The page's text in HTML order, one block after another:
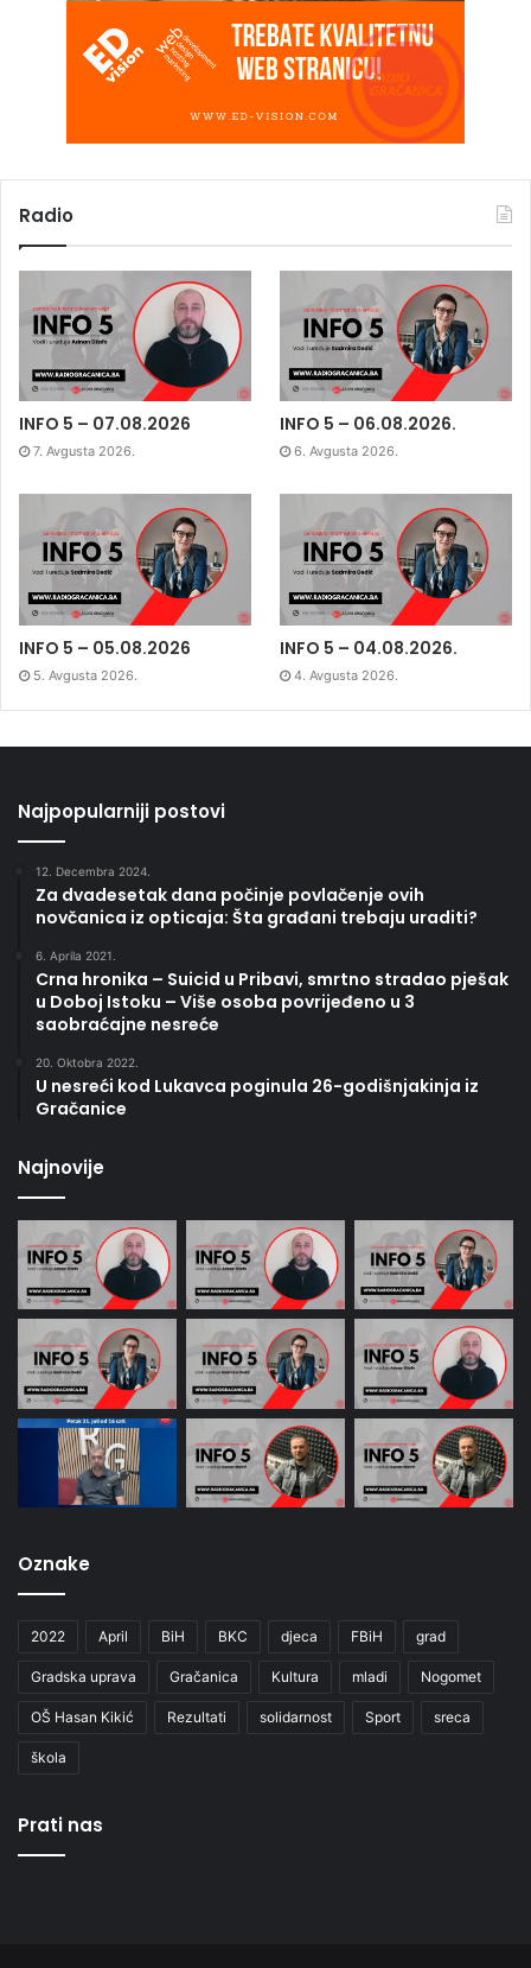
Radio
INFO 5 – 07.08.2026
7. Avgusta 2026.
INFO 5 – 06.08.2026.
6. Avgusta 2026.
INFO 5 – 05.08.2026
5. Avgusta 2026.
INFO 5 – 04.08.2026.
4. Avgusta 2026.
Najpopularniji postovi
12. Decembra 2024.
Za dvadesetak dana počinje povlačenje ovih
novčanica iz opticaja: Šta građani trebaju uraditi?
6. Aprila 2021.
Crna hronika – Suicid u Pribavi, smrtno stradao pješak
u Doboj Istoku – Više osoba povrijeđeno u 3
saobraćajne nesreće
20. Oktobra 2022.
U nesreći kod Lukavca poginula 26-godišnjakinja iz
Gračanice
Najnovije
Oznake
2022 April BiH BKC djeca FBiH grad
Gradska uprava Gračanica Kultura mladi Nogomet
OŠ Hasan Kikić Rezultati solidarnost Sport sreca
škola
Prati nas